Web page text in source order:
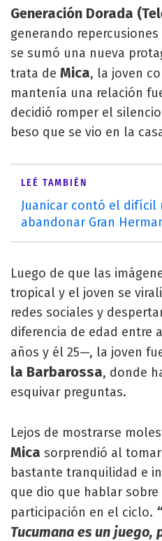
Generación Dorada
generando
se sumó una nueva
trata de Mica, la joven
mantenía una relación
decidió romper el
beso que se vio en la
LEÉ TAMBIÉN
Juanicar contó el difícil
abandonar Gran
Luego de que las
tropical y el joven se
redes sociales y
diferencia de edad entre
años y él 25—, la joven
la Barbarossa, donde
esquivar preguntas.
Lejos de mostrarse
Mica sorprendió al
bastante tranquilidad e
que dio que hablar
participación en el ciclo.
Tucumana es un juego,